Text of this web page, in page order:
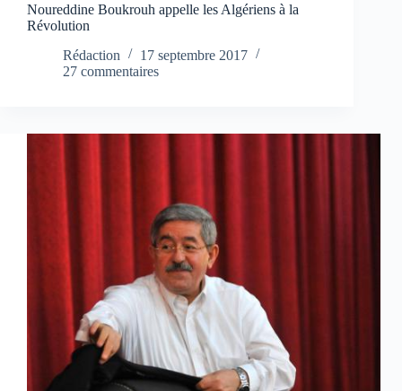
Noureddine Boukrouh appelle les Algériens à la
Révolution
Rédaction
17 septembre 2017
27 commentaires